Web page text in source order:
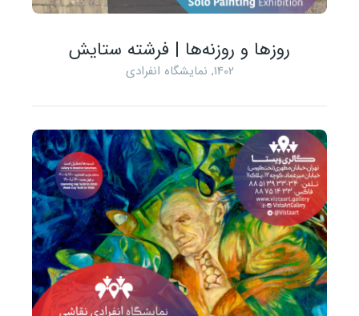
روزها و روزنه‌ها | فرشته ستایش
1402
, نمایشگاه انفرادی